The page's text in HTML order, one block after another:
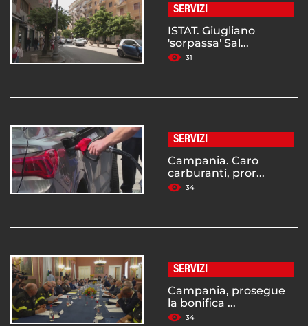
SERVIZI
ISTAT. Giugliano
'sorpassa' Sal...
31
SERVIZI
Campania. Caro
carburanti, pror...
34
SERVIZI
Campania, prosegue
la bonifica ...
34